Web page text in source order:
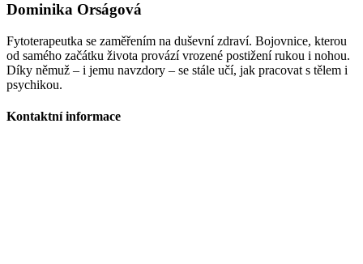
Dominika Orságová
Fytoterapeutka se zaměřením na duševní zdraví. Bojovnice, kterou
od samého začátku života provází vrozené postižení rukou i nohou.
Díky němuž – i jemu navzdory – se stále učí, jak pracovat s tělem i
psychikou.
Kontaktní informace